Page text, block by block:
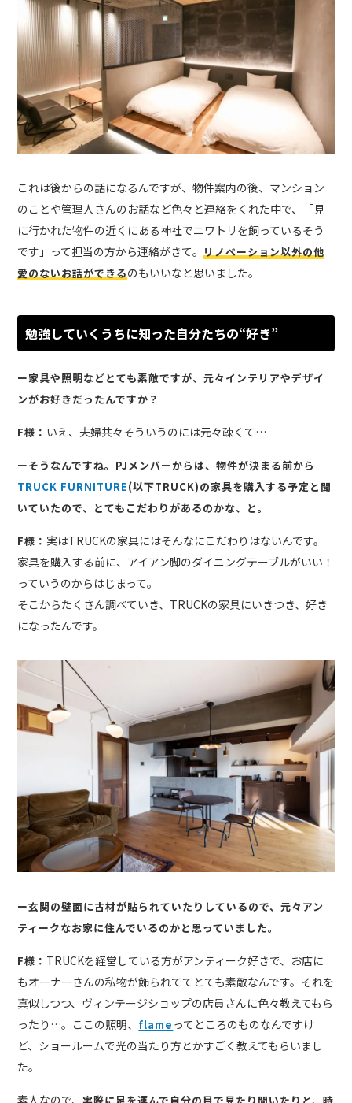
これは後からの話になるんですが、物件案内の後、マンション
のことや管理人さんのお話など色々と連絡をくれた中で、「見
に行かれた物件の近くにある神社でニワトリを飼っているそう
です」って担当の方から連絡がきて。リノベーション以外の他
愛のないお話ができるのもいいなと思いました。
勉強していくうちに知った自分たちの“好き”
ー家具や照明などとても素敵ですが、元々インテリアやデザイ
ンがお好きだったんですか？
F様： いえ、夫婦共々そういうのには元々疎くて…
ーそうなんですね。PJメンバーからは、物件が決まる前から
TRUCK FURNITURE(以下TRUCK)の家具を購入する予定と聞
いていたので、とてもこだわりがあるのかな、と。
F様：実はTRUCKの家具にはそんなにこだわりはないんです。
家具を購入する前に、アイアン脚のダイニングテーブルがいい！
っていうのからはじまって。
そこからたくさん調べていき、TRUCKの家具にいきつき、好き
になったんです。
ー玄関の壁面に古材が貼られていたりしているので、元々アン
ティークなお家に住んでいるのかと思っていました。
F様： TRUCKを経営している方がアンティーク好きで、お店に
もオーナーさんの私物が飾られててとても素敵なんです。それを
真似しつつ、ヴィンテージショップの店員さんに色々教えてもら
ったり…。ここの照明、 flame ってところのものなんですけ
ど、ショールームで光の当たり方とかすごく教えてもらいまし
た。